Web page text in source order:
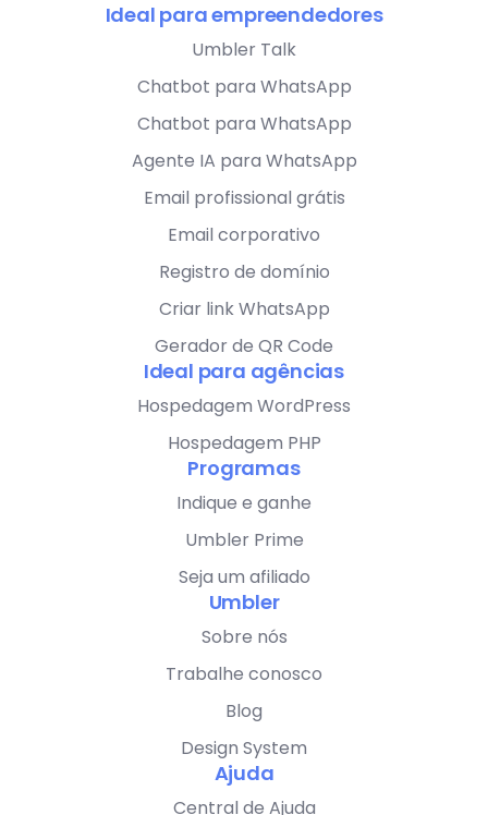
Ideal para empreendedores
Umbler Talk
Chatbot para WhatsApp
Chatbot para WhatsApp
Agente IA para WhatsApp
Email profissional grátis
Email corporativo
Registro de domínio
Criar link WhatsApp
Gerador de QR Code
Ideal para agências
Hospedagem WordPress
Hospedagem PHP
Programas
Indique e ganhe
Umbler Prime
Seja um afiliado
Umbler
Sobre nós
Trabalhe conosco
Blog
Design System
Ajuda
Central de Ajuda